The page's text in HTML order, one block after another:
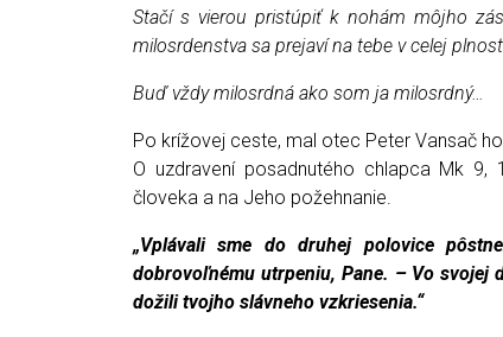
Stačí s vierou pristúpiť k nohám môjho
milosrdenstva sa prejaví na tebe v celej
Buď vždy milosrdná ako som ja milosrdný…
Po krížovej ceste, mal otec Peter Vansač
O uzdravení posadnutého chlapca Mk
človeka a na Jeho požehnanie.
„Vplávali sme do druhej polovice
dobrovoľnému utrpeniu, Pane. – Vo svojej
dožili tvojho slávneho vzkriesenia.“